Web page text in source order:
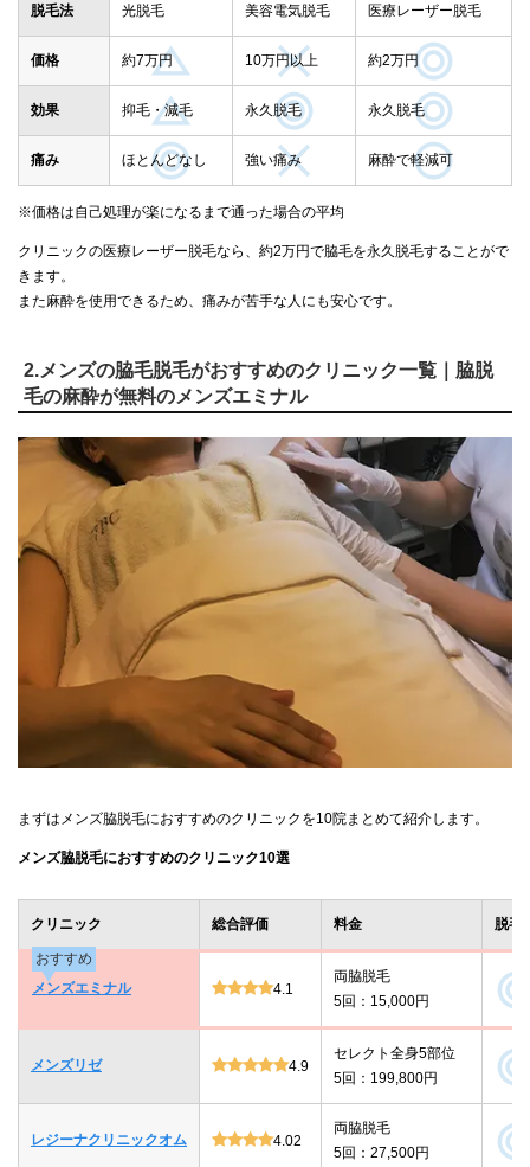
脱毛法 光脱毛 美容電気脱毛 医療レーザー脱毛
価格 約7万円 10万円以上 約2万円
効果 抑毛・減毛 永久脱毛 永久脱毛
痛み ほとんどなし 強い痛み 麻酔で軽減可
※価格は自己処理が楽になるまで通った場合の平均
クリニックの医療レーザー脱毛なら、約2万円で脇毛を永久脱毛することがで
きます。
また麻酔を使用できるため、痛みが苦手な人にも安心です。
2.メンズの脇毛脱毛がおすすめのクリニック一覧｜脇脱
毛の麻酔が無料のメンズエミナル
まずはメンズ脇脱毛におすすめのクリニックを10院まとめて紹介します。
メンズ脇脱毛におすすめのクリニック10選
クリニック 総合評価 料金 脱毛
おすすめ
メンズエミナル
4.1
両脇脱毛
5回：15,000円
メンズリゼ 4.9
セレクト全身5部位
5回：199,800円
レジーナクリニックオム 4.02
両脇脱毛
5回：27,500円